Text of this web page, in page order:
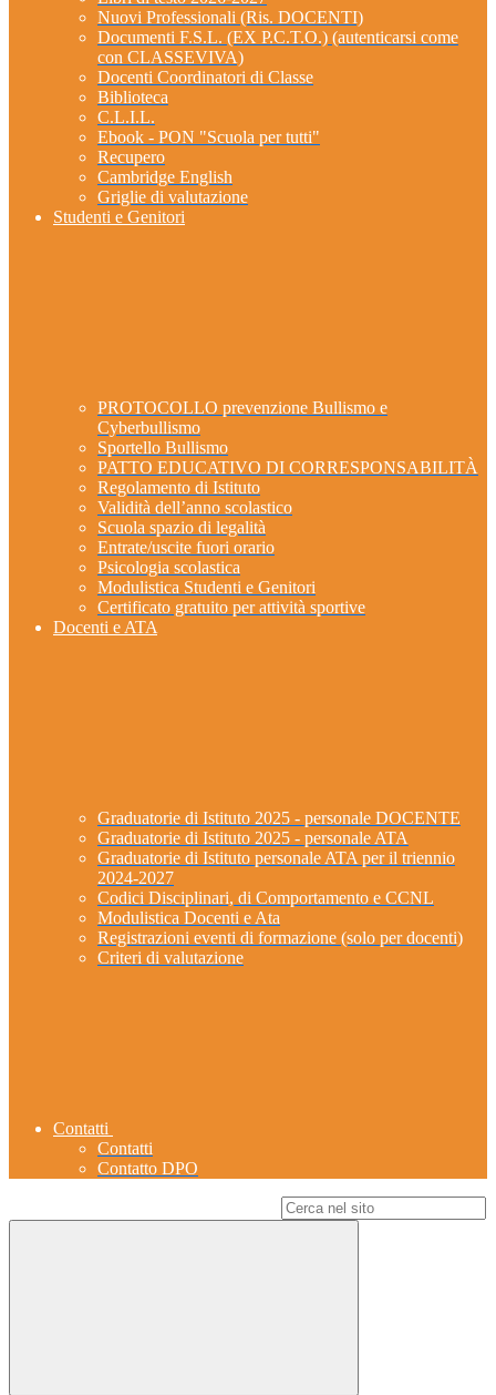
Nuovi Professionali (Ris. DOCENTI)
Documenti F.S.L. (EX P.C.T.O.) (autenticarsi come
con CLASSEVIVA)
Docenti Coordinatori di Classe
Biblioteca
C.L.I.L.
Ebook - PON "Scuola per tutti"
Recupero
Cambridge English
Griglie di valutazione
Studenti e Genitori
PROTOCOLLO prevenzione Bullismo e
Cyberbullismo
Sportello Bullismo
PATTO EDUCATIVO DI CORRESPONSABILITÀ
Regolamento di Istituto
Validità dell’anno scolastico
Scuola spazio di legalità
Entrate/uscite fuori orario
Psicologia scolastica
Modulistica Studenti e Genitori
Certificato gratuito per attività sportive
Docenti e ATA
Graduatorie di Istituto 2025 - personale DOCENTE
Graduatorie di Istituto 2025 - personale ATA
Graduatorie di Istituto personale ATA per il triennio
2024-2027
Codici Disciplinari, di Comportamento e CCNL
Modulistica Docenti e Ata
Registrazioni eventi di formazione (solo per docenti)
Criteri di valutazione
Contatti
Contatti
Contatto DPO